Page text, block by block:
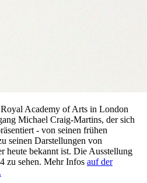
Academy of Arts in London
Michael Craig-Martins, der sich
- von seinen frühen
seinen Darstellungen von
heute bekannt ist. Die Ausstellung
zu sehen. Mehr Infos auf der